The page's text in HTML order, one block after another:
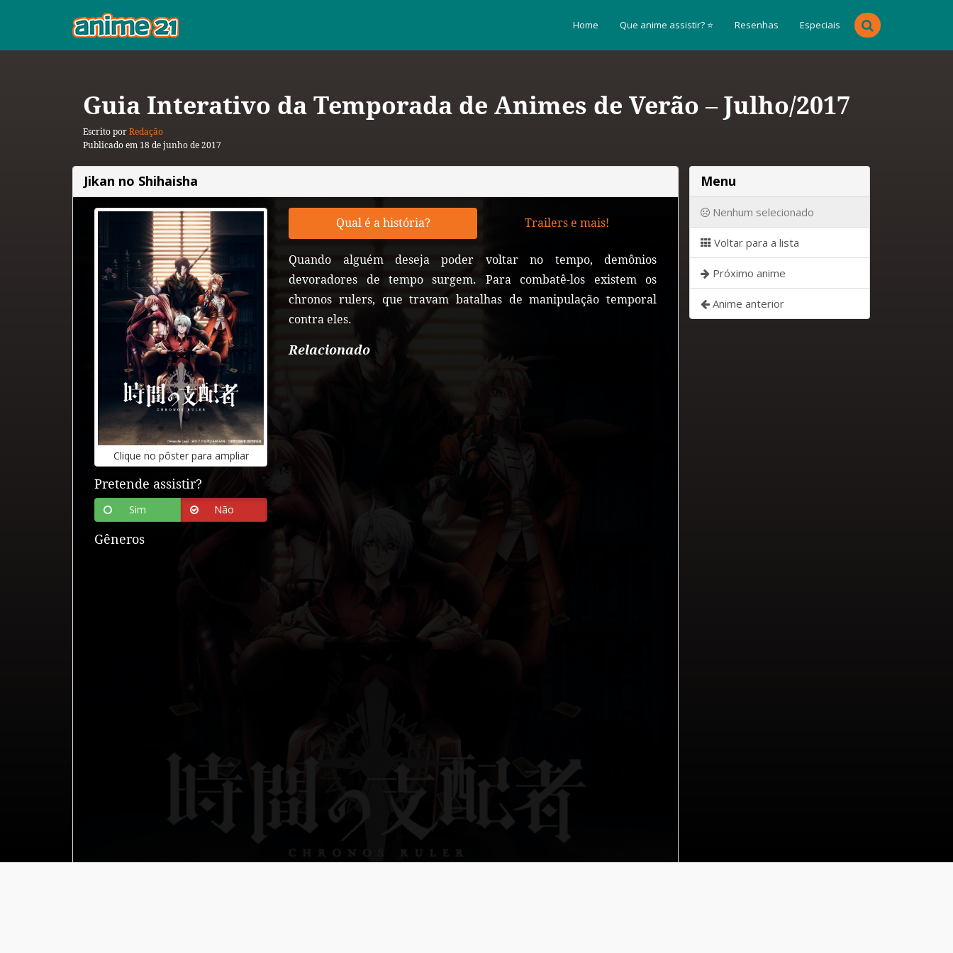
Home Que anime assistir? ⭐ Resenhas Especiais
Guia Interativo da Temporada de Animes de Verão – Julho/2017
Escrito porRedação
Publicado em 18 de junho de 2017
Jikan no Shihaisha
Clique no pôster para ampliar
Pretende assistir?
Sim Não
Gêneros
Qual é a história? Trailers e mais!
Quando alguém deseja poder voltar no tempo, demônios
devoradores de tempo surgem. Para combatê-los existem os
chronos rulers, que travam batalhas de manipulação temporal
contra eles.
Relacionado
Menu
Nenhum selecionado
Voltar para a lista
Próximo anime
Anime anterior